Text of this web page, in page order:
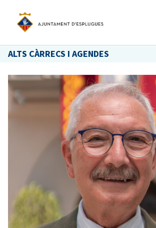
ALTS CÀRRECS I AGENDES